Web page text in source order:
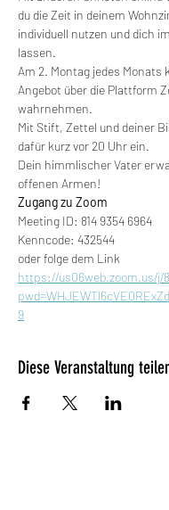
du die Zeit in deinem
individuell nutzen und dich
lassen.
Am 2. Montag jedes Monats
Angebot über die Plattform
wahrnehmen.
Mit Stift, Zettel und deiner
dafür kurz vor 20 Uhr ein.
Dein himmlischer Vater
offenen Armen!
Zugang zu Zoom
Meeting ID: 814 9354 6964
Kenncode: 432544
oder folge dem Link
https://us06web.zoom.us/j/
9
Diese Veranstaltung